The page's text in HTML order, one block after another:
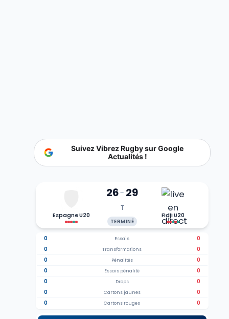
Suivez Vibrez Rugby sur Google
Actualités !
Espagne U20
26- 29
T
TERMINÉ
Fidji U20
0 Essais
0
0
Transformations
0
0
Pénalités
0
0
Essais pénalité
0
0
Drops
0
0
Cartons jaunes
0
0
Cartons rouges 0